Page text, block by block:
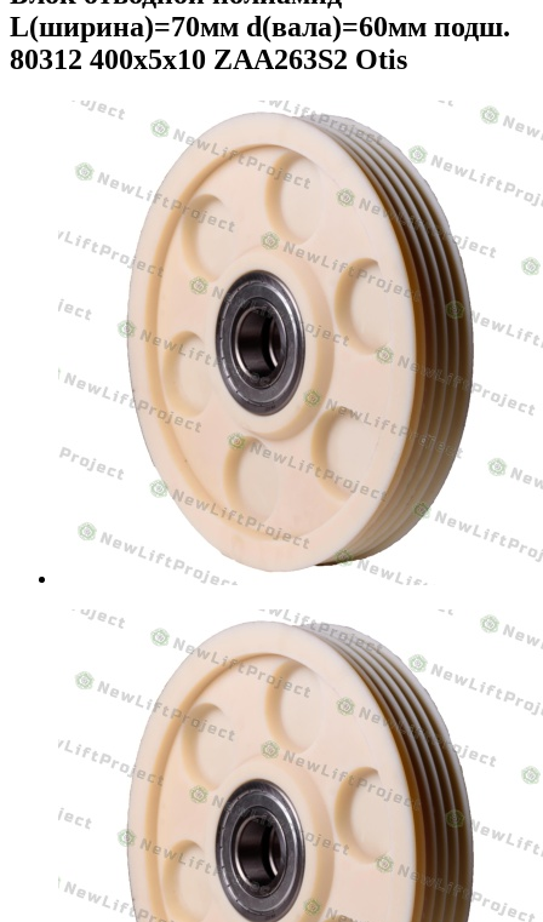
L(ширина)=70мм d(вала)=60мм подш.
80312 400х5х10 ZAA263S2 Otis